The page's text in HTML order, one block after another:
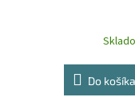
Do košíka